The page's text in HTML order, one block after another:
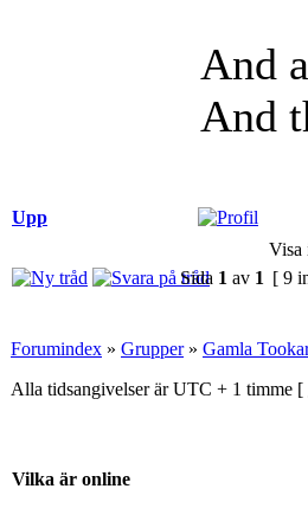
And
And
Upp
Visa
Sida 1 av 1 [ 9
Forumindex » Grupper» Gamla
Alla tidsangivelser är UTC + 1 timme [
Vilka är online